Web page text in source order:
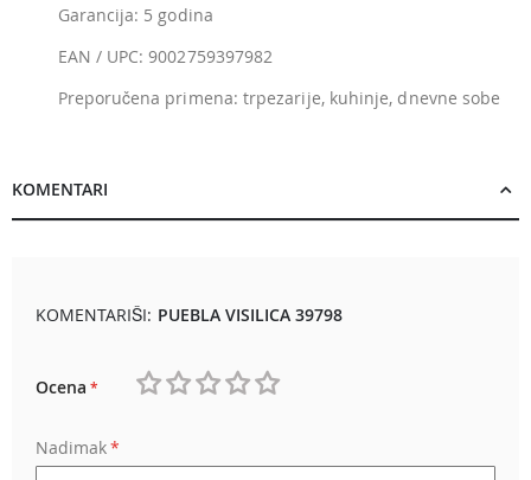
Garancija: 5 godina
EAN / UPC: 9002759397982
Preporučena primena: trpezarije, kuhinje, dnevne sobe
KOMENTARI
KOMENTARIŠI: PUEBLA VISILICA 39798
Ocena
Nadimak